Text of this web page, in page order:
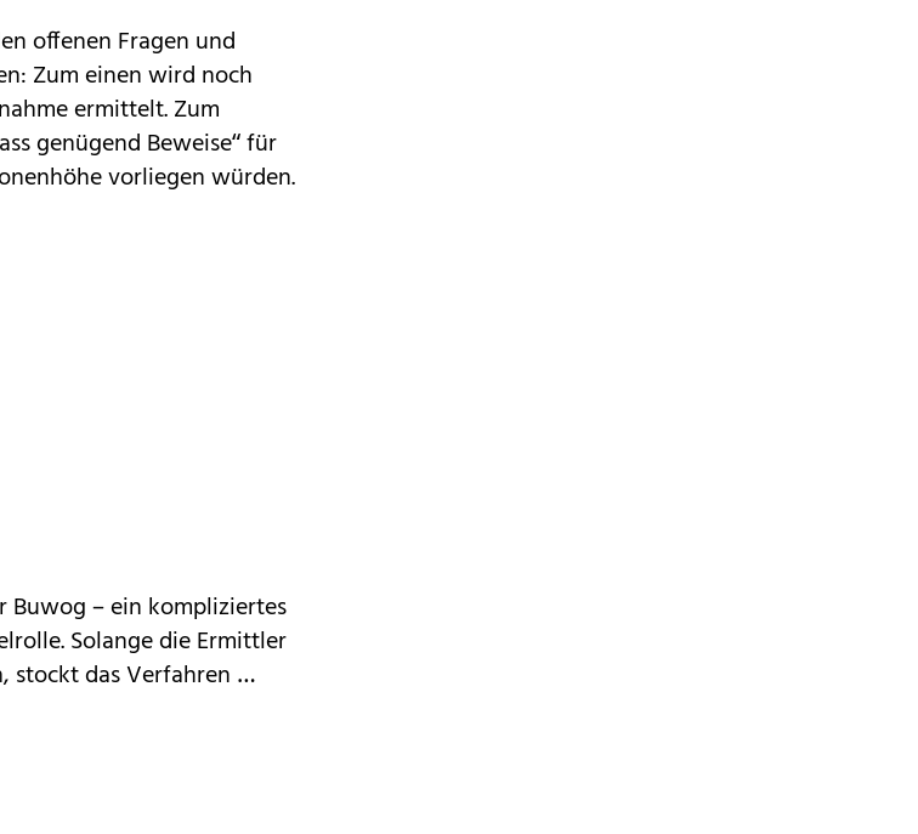
offenen Fragen und
Zum einen wird noch
ermittelt. Zum
genügend Beweise“ für
vorliegen würden.
Buwog – ein kompliziertes
Solange die Ermittler
stockt das Verfahren …